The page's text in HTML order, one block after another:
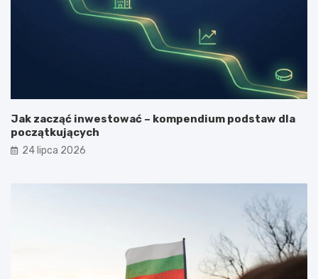
Jak zacząć inwestować – kompendium podstaw dla
początkujących
24 lipca 2026